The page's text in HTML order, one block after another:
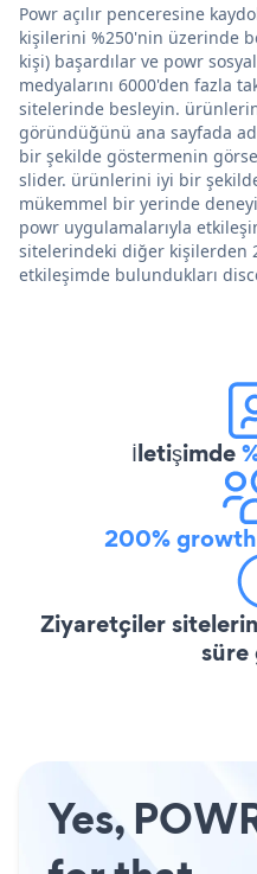
Powr açılır penceresine
kişilerini %250'nin üzerinde
kişi) başardılar ve powr
medyalarını 6000'den fazla
sitelerinde besleyin.
göründüğünü ana sayfada
bir şekilde göstermenin
slider. ürünlerini iyi bir
mükemmel bir yerinde
powr uygulamalarıyla
sitelerindeki diğer kişilerden
etkileşimde bulundukları
İletişimde
200% growth
Ziyaretçiler
süre
Yes,